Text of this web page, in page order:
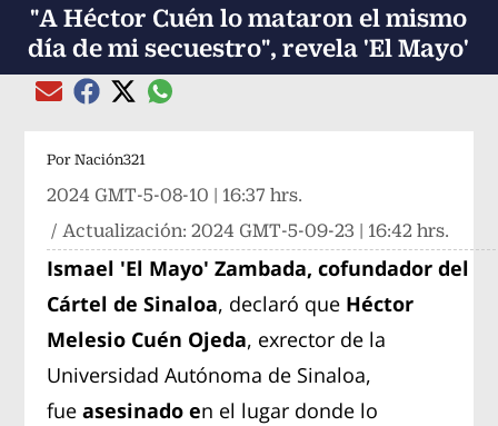
"A Héctor Cuén lo mataron el mismo
día de mi secuestro", revela 'El Mayo'
Compartir el artículo actual mediante Email
Compartir el artículo actual mediante Facebook
Compartir el artículo actual mediante Twitter
Compartir el artículo actual mediante
Por Nación321
2024 GMT-5-08-10 | 16:37 hrs.
/ Actualización:2024 GMT-5-09-23 | 16:42 hrs.
Ismael 'El Mayo' Zambada, cofundador del
Cártel de Sinaloa, declaró que Héctor
Melesio Cuén Ojeda, exrector de la
Universidad Autónoma de Sinaloa,
fue asesinado en el lugar donde lo